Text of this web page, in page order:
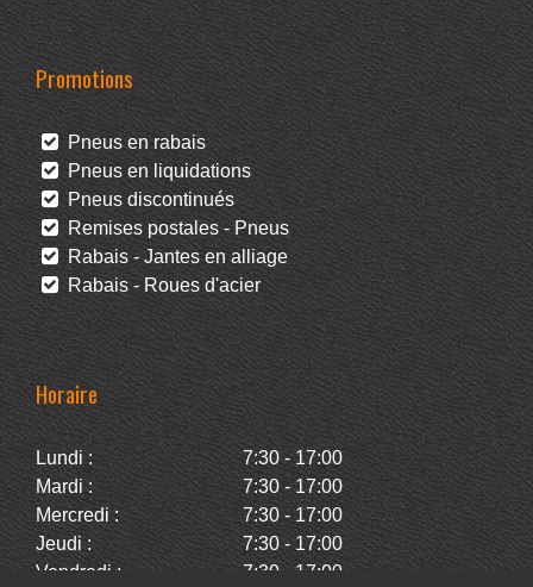
Promotions
Pneus en rabais
Pneus en liquidations
Pneus discontinués
Remises postales - Pneus
Rabais - Jantes en alliage
Rabais - Roues d'acier
Horaire
Lundi :
7:30 - 17:00
Mardi :
7:30 - 17:00
Mercredi :
7:30 - 17:00
Jeudi :
7:30 - 17:00
Vendredi :
7:30 - 17:00